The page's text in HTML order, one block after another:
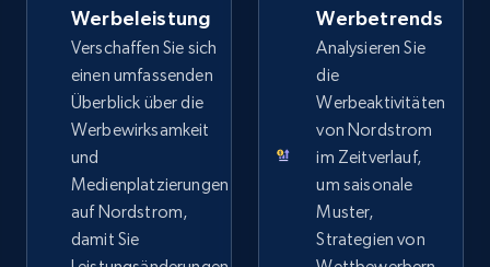
eBay - Collect records by category
URL, Product id, Title, Seller name, Seller rating,
Seller reviews, Breadcrumbs, Root category, and
more.
2.5K+ Jetzt anfangen
Werbeleistung
Verschaffen Sie sich
einen umfassenden
Überblick über die
Werbewirksamkeit
und
Medienplatzierungen
auf Nordstrom,
damit Sie
Werbetrends
Analysieren Sie
die
Werbeaktivitäten
von Nordstrom
im Zeitverlauf,
um saisonale
Muster,
Strategien von